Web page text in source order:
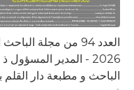
العدد 94 من مجلة
2026 - المدير
الباحث و مطبعة دار القلم بالرباط